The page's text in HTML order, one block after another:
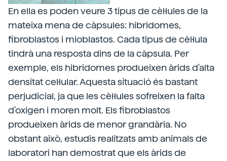
En ella es poden veure 3 tipus de cèl·lules de la
mateixa mena de càpsules: hibridomes,
fibroblastos i mioblastos. Cada tipus de cèl·lula
tindrà una resposta dins de la càpsula. Per
exemple, els hibridomes produeixen àrids d'alta
densitat cel·lular. Aquesta situació és bastant
perjudicial, ja que les cèl·lules sofreixen la falta
d'oxigen i moren molt. Els fibroblastos
produeixen àrids de menor grandària. No
obstant això, estudis realitzats amb animals de
laboratori han demostrat que els àrids de